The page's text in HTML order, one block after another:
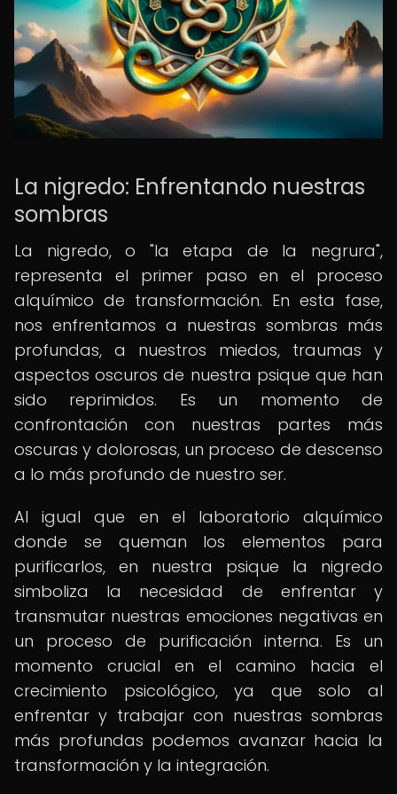
La nigredo: Enfrentando nuestras
sombras
La nigredo, o "la etapa de la negrura",
representa el primer paso en el proceso
alquímico de transformación. En esta fase,
nos enfrentamos a nuestras sombras más
profundas, a nuestros miedos, traumas y
aspectos oscuros de nuestra psique que han
sido reprimidos. Es un momento de
confrontación con nuestras partes más
oscuras y dolorosas, un proceso de descenso
a lo más profundo de nuestro ser.
Al igual que en el laboratorio alquímico
donde se queman los elementos para
purificarlos, en nuestra psique la nigredo
simboliza la necesidad de enfrentar y
transmutar nuestras emociones negativas en
un proceso de purificación interna. Es un
momento crucial en el camino hacia el
crecimiento psicológico, ya que solo al
enfrentar y trabajar con nuestras sombras
más profundas podemos avanzar hacia la
transformación y la integración.